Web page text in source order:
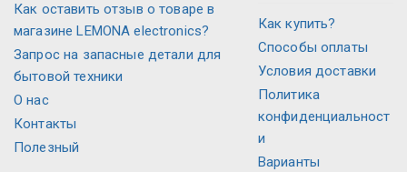
Как оставить отзыв о товаре в
магазине LEMONA electronics?
Запрос на запасные детали для
бытовой техники
О нас
Контакты
Полезный
Как купить?
Способы оплаты
Условия доставки
Политика
конфиденциальност
и
Варианты